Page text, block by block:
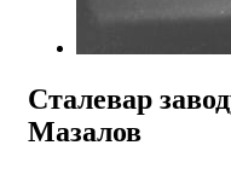
Сталевар
Мазалов